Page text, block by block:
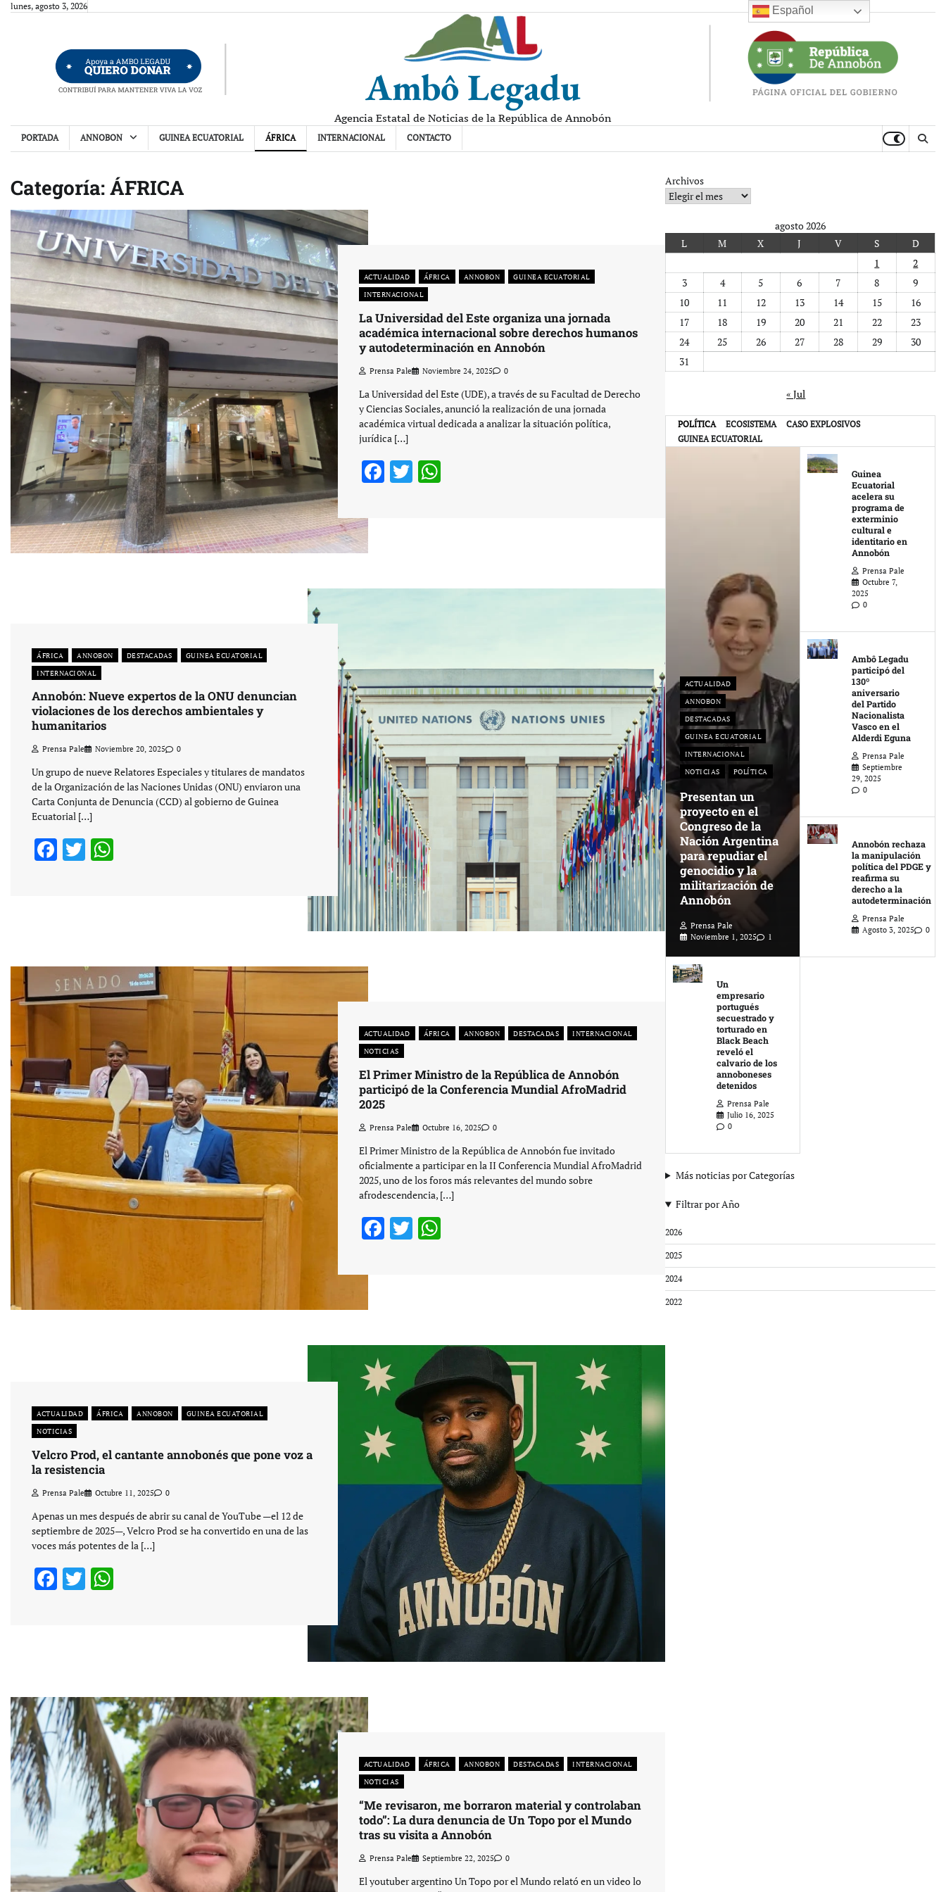
Skiplunes, agosto 3, 2026
Ambô Legadu
Agencia Estatal de Noticias de la República de Annobón
PORTADA ANNOBON GUINEA ECUATORIAL ÁFRICA INTERNACIONAL CONTACTO
Categoría:ÁFRICA
ACTUALIDAD ÁFRICA ANNOBON
GUINEA ECUATORIAL
INTERNACIONAL
La Universidad del Este organiza una jornada
académica internacional sobre derechos humanos
y autodeterminación en Annobón
Prensa Pale Noviembre 24, 2025 0
La Universidad del Este (UDE), a través de su Facultad de Derecho
y Ciencias Sociales, anunció la realización de una jornada
académica virtual dedicada a analizar la situación política,
jurídica […]
Facebook
TwitterWhatsApp
ÁFRICA ANNOBON DESTACADAS
GUINEA ECUATORIAL
INTERNACIONAL
Annobón: Nueve expertos de la ONU denuncian
violaciones de los derechos ambientales y
humanitarios
Prensa Pale Noviembre 20, 2025 0
Un grupo de nueve Relatores Especiales y titulares de mandatos
de la Organización de las Naciones Unidas (ONU) enviaron una
Carta Conjunta de Denuncia (CCD) al gobierno de Guinea
Ecuatorial […]
Facebook
Twitter
ACTUALIDAD ÁFRICA ANNOBON DESTACADAS
INTERNACIONAL
NOTICIAS
El Primer Ministro de la República de Annobón
participó de la Conferencia Mundial AfroMadrid
2025
Prensa Pale Octubre 16, 2025 0
El Primer Ministro de la República de Annobón fue invitado
oficialmente a participar en la II Conferencia Mundial AfroMadrid
2025, uno de los foros más relevantes del mundo sobre
afrodescendencia, […]
Facebook
TwitterWhatsApp
ACTUALIDAD ÁFRICA ANNOBON
GUINEA ECUATORIAL
NOTICIAS
Velcro Prod, el cantante annobonés que pone voz a
la resistencia
Prensa Pale Octubre 11, 2025 0
Apenas un mes después de abrir su canal de YouTube —el 12 de
septiembre de 2025—, Velcro Prod se ha convertido en una de las
voces más potentes de la […]
Facebook
Twitter
ACTUALIDAD ÁFRICA ANNOBON DESTACADAS
INTERNACIONAL
NOTICIAS
“Me revisaron, me borraron material y controlaban
todo”: La dura denuncia de Un Topo por el Mundo
tras su visita a Annobón
Prensa Pale Septiembre 22, 2025 0
El youtuber argentino Un Topo por el Mundo relató en un video lo
Archivos
agosto 2026
L
M X J V S
D
1
2
3
4 5 6 7 8
9
10
11 12 13 14 15
16
17
18 19 20 21 22
23
24
25 26 27 28 29
30
31
« Jul
Otras Noticias
POLÍTICA ECOSISTEMA
CASO EXPLOSIVOS
GUINEA ECUATORIAL
ACTUALIDAD
ANNOBON
DESTACADAS
GUINEA ECUATORIAL
INTERNACIONAL
NOTICIAS
POLÍTICA
Presentan un
proyecto en el
Congreso de la
Nación Argentina
para repudiar el
genocidio y la
militarización de
Annobón
Prensa Pale
Noviembre 1, 2025
1
Guinea
Ecuatorial
acelera su
programa de
exterminio
cultural e
identitario en
Annobón
Prensa Pale
Octubre 7,
2025
0
Ambô Legadu
participó del
130º
aniversario
del Partido
Nacionalista
Vasco en el
Alderdi Eguna
Prensa Pale
Septiembre
29, 2025
0
Annobón rechaza
la manipulación
política del PDGE y
reafirma su
derecho a la
autodeterminación
Prensa Pale
Agosto 3, 2025
0
Un
empresario
portugués
secuestrado y
torturado en
Black Beach
reveló el
calvario de los
annoboneses
detenidos
Prensa Pale
Julio 16, 2025
0
Más noticias por Categorías
Filtrar por Año
2026
2025
2024
2022
Español